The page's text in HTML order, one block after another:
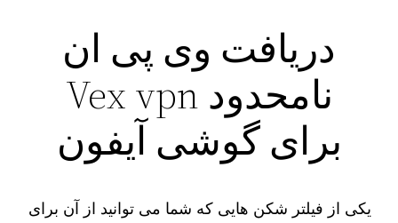
دریافت وی پی ان
نامحدود Vex vpn
برای گوشی آیفون
یکی از فیلتر شکن‌ هایی که شما می‌ توانید از آن برای